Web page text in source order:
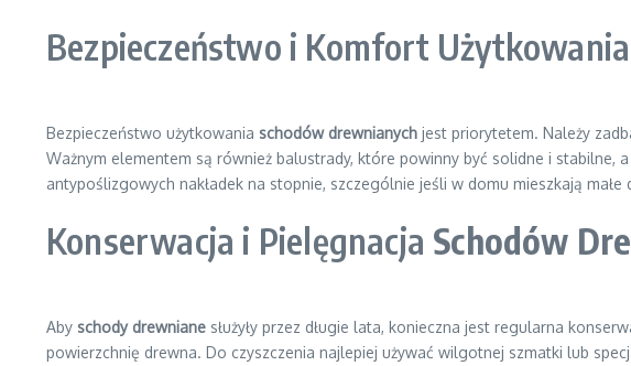
Bezpieczeństwo i Komfort Użytkowania
Bezpieczeństwo użytkowania schodów drewnianych jest priorytetem. Należy
Ważnym elementem są również balustrady, które powinny być solidne i
antypoślizgowych nakładek na stopnie, szczególnie jeśli w domu mieszkają małe
Konserwacja i Pielęgnacja Schodów
Aby schody drewniane służyły przez długie lata, konieczna jest regularna
powierzchnię drewna. Do czyszczenia najlepiej używać wilgotnej szmatki lub